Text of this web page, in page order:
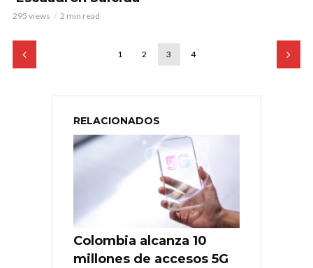
295 views 2 min read
1 2 3 4
RELACIONADOS
Colombia alcanza 10
millones de accesos 5G